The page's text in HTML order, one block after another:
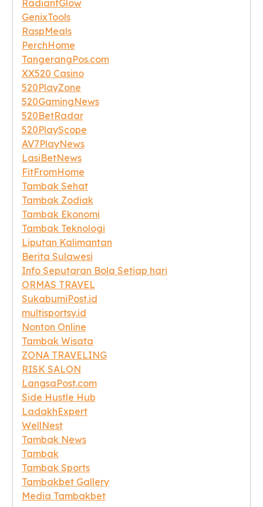
RadiantGlow
GenixTools
RaspMeals
PerchHome
TangerangPos.com
XX520 Casino
520PlayZone
520GamingNews
520BetRadar
520PlayScope
AV7PlayNews
LasiBetNews
FitFromHome
Tambak Sehat
Tambak Zodiak
Tambak Ekonomi
Tambak Teknologi
Liputan Kalimantan
Berita Sulawesi
Info Seputaran Bola Setiap hari
ORMAS TRAVEL
SukabumiPost.id
multisportsy.id
Nonton Online
Tambak Wisata
ZONA TRAVELING
RISK SALON
LangsaPost.com
Side Hustle Hub
LadakhExpert
WellNest
Tambak News
Tambak
Tambak Sports
Tambakbet Gallery
Media Tambakbet